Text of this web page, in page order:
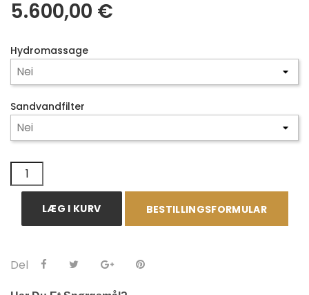
5.600,00 €
Hydromassage
Sandvandfilter
LÆG I KURV BESTILLINGSFORMULAR
Del